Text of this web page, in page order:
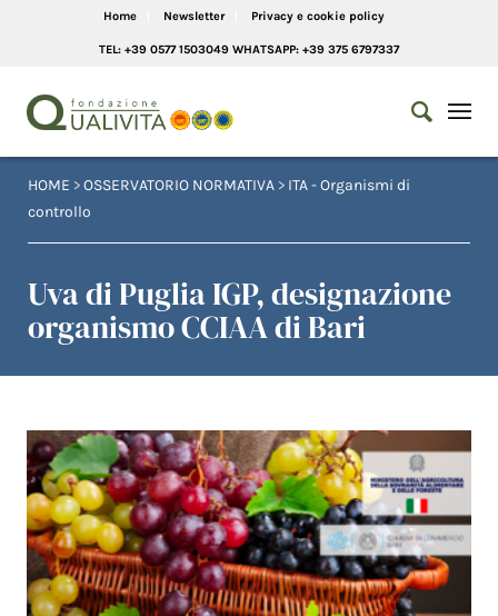
Home Newsletter Privacy e cookie policy
TEL: +39 0577 1503049 WHATSAPP: +39 375 6797337
HOME >OSSERVATORIO NORMATIVA > ITA - Organismi di
controllo
Uva di Puglia IGP, designazione
organismo CCIAA di Bari